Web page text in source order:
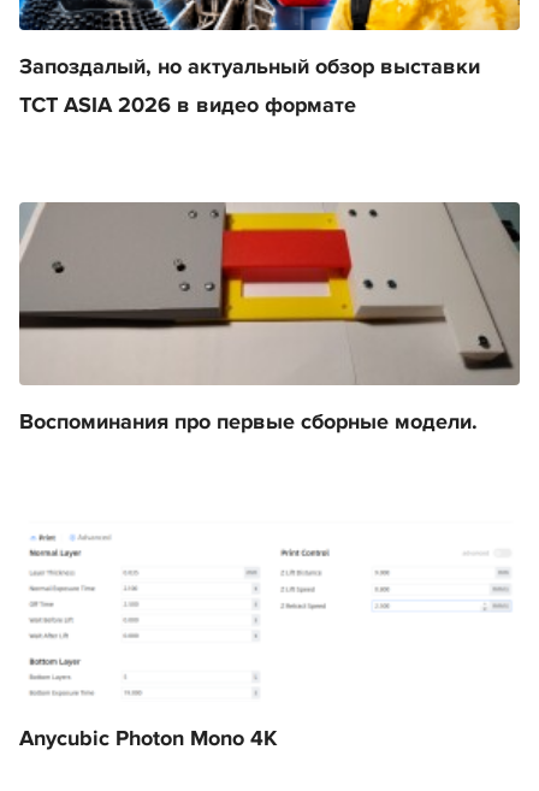
Запоздалый, но актуальный обзор выставки
TCT ASIA 2026 в видео формате
Воспоминания про первые сборные модели.
Anycubic Photon Mono 4K